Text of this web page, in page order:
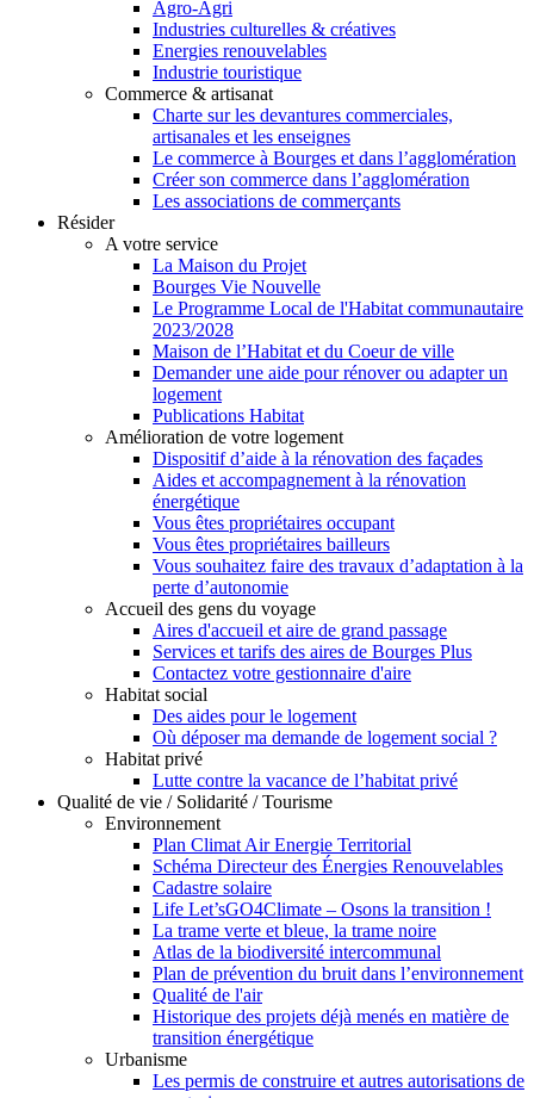
Agro-Agri
Industries culturelles & créatives
Energies renouvelables
Industrie touristique
Commerce & artisanat
Charte sur les devantures commerciales,
artisanales et les enseignes
Le commerce à Bourges et dans l’agglomération
Créer son commerce dans l’agglomération
Les associations de commerçants
Résider
A votre service
La Maison du Projet
Bourges Vie Nouvelle
Le Programme Local de l'Habitat communautaire
2023/2028
Maison de l’Habitat et du Coeur de ville
Demander une aide pour rénover ou adapter un
logement
Publications Habitat
Amélioration de votre logement
Dispositif d’aide à la rénovation des façades
Aides et accompagnement à la rénovation
énergétique
Vous êtes propriétaires occupant
Vous êtes propriétaires bailleurs
Vous souhaitez faire des travaux d’adaptation à la
perte d’autonomie
Accueil des gens du voyage
Aires d'accueil et aire de grand passage
Services et tarifs des aires de Bourges Plus
Contactez votre gestionnaire d'aire
Habitat social
Des aides pour le logement
Où déposer ma demande de logement social ?
Habitat privé
Lutte contre la vacance de l’habitat privé
Qualité de vie / Solidarité / Tourisme
Environnement
Plan Climat Air Energie Territorial
Schéma Directeur des Énergies Renouvelables
Cadastre solaire
Life Let’sGO4Climate – Osons la transition !
La trame verte et bleue, la trame noire
Atlas de la biodiversité intercommunal
Plan de prévention du bruit dans l’environnement
Qualité de l'air
Historique des projets déjà menés en matière de
transition énergétique
Urbanisme
Les permis de construire et autres autorisations de